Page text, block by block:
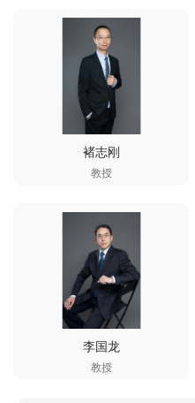
褚志刚
教授
李国龙
教授